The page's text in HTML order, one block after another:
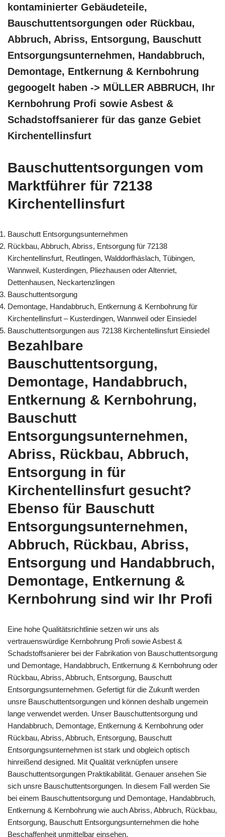
kontaminierter Gebäudeteile,
Bauschuttentsorgungen oder Rückbau,
Abbruch, Abriss, Entsorgung, Bauschutt
Entsorgungsunternehmen, Handabbruch,
Demontage, Entkernung & Kernbohrung
gegoogelt haben -> MÜLLER ABBRUCH, Ihr
Kernbohrung Profi sowie Asbest &
Schadstoffsanierer für das ganze Gebiet
Kirchentellinsfurt
Bauschuttentsorgungen vom
Marktführer für 72138
Kirchentellinsfurt
Bauschutt Entsorgungsunternehmen
Rückbau, Abbruch, Abriss, Entsorgung für 72138
Kirchentellinsfurt, Reutlingen, Walddorfhäslach, Tübingen,
Wannweil, Kusterdingen, Pliezhausen oder Altenriet,
Dettenhausen, Neckartenzlingen
Bauschuttentsorgung
Demontage, Handabbruch, Entkernung & Kernbohrung für
Kirchentellinsfurt – Kusterdingen, Wannweil oder Einsiedel
Bauschuttentsorgungen aus 72138 Kirchentellinsfurt Einsiedel
Bezahlbare
Bauschuttentsorgung,
Demontage, Handabbruch,
Entkernung & Kernbohrung,
Bauschutt
Entsorgungsunternehmen,
Abriss, Rückbau, Abbruch,
Entsorgung in für
Kirchentellinsfurt gesucht?
Ebenso für Bauschutt
Entsorgungsunternehmen,
Abbruch, Rückbau, Abriss,
Entsorgung und Handabbruch,
Demontage, Entkernung &
Kernbohrung sind wir Ihr Profi
Eine hohe Qualitätsrichtlinie setzen wir uns als
vertrauenswürdige Kernbohrung Profi sowie Asbest &
Schadstoffsanierer bei der Fabrikation von Bauschuttentsorgung
und Demontage, Handabbruch, Entkernung & Kernbohrung oder
Rückbau, Abriss, Abbruch, Entsorgung, Bauschutt
Entsorgungsunternehmen. Gefertigt für die Zukunft werden
unsre Bauschuttentsorgungen und können deshalb ungemein
lange verwendet werden. Unser Bauschuttentsorgung und
Handabbruch, Demontage, Entkernung & Kernbohrung oder
Rückbau, Abriss, Abbruch, Entsorgung, Bauschutt
Entsorgungsunternehmen ist stark und obgleich optisch
hinreißend designed. Mit Qualität verknüpfen unsere
Bauschuttentsorgungen Praktikabilität. Genauer ansehen Sie
sich unsre Bauschuttentsorgungen. In diesem Fall werden Sie
bei einem Bauschuttentsorgung und Demontage, Handabbruch,
Entkernung & Kernbohrung wie auch Abriss, Abbruch, Rückbau,
Entsorgung, Bauschutt Entsorgungsunternehmen die hohe
Beschaffenheit unmittelbar einsehen.